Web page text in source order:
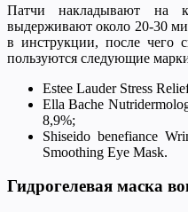
Патчи накладывают на
выдерживают около 20-30
в инструкции, после чего
пользуются следующие
Estee Lauder Stress
Ella Bache
8,9%;
Shiseido benefiance
Smoothing Eye Mask.
Гидрогелевая маска